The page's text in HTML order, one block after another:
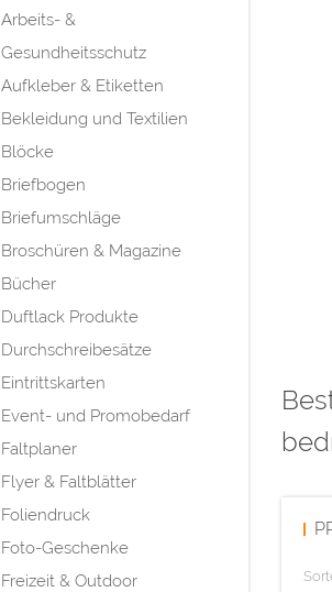
Arbeits- &
Gesundheitsschutz
Aufkleber & Etiketten
Bekleidung und Textilien
Blöcke
Briefbogen
Briefumschläge
Broschüren & Magazine
Bücher
Duftlack Produkte
Durchschreibesätze
Eintrittskarten
Event- und Promobedarf
Faltplaner
Flyer & Faltblätter
Foliendruck
Foto-Geschenke
Freizeit & Outdoor